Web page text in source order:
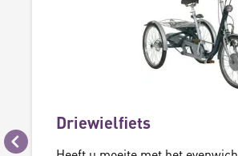
Driewielfiets